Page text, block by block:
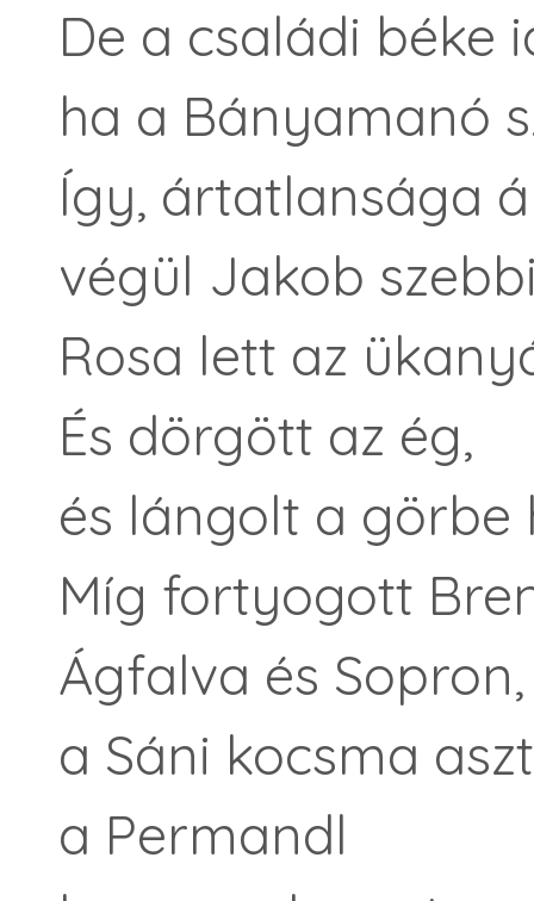
De a családi béke
ha a Bányamanó
Így, ártatlansága
végül Jakob
Rosa lett az
És dörgött az ég,
és lángolt a görbe
Míg fortyogott
Ágfalva és Sopron,
a Sáni kocsma
a Permandl